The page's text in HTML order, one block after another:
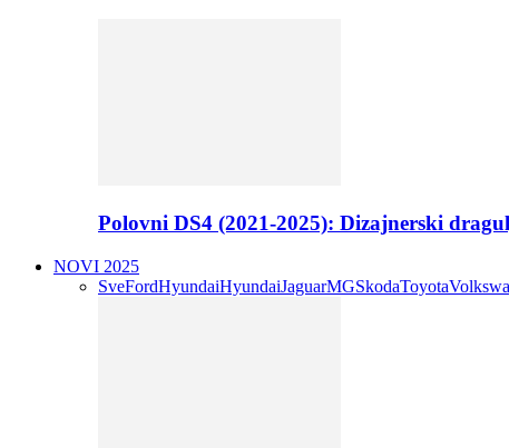
Polovni DS4 (2021-2025): Dizajnerski
NOVI 2025
SveFordHyundaiHyundaiJaguarMGSkodaToyota